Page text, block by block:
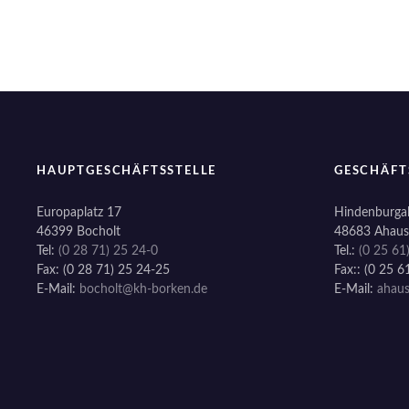
i
o
n
HAUPTGESCHÄFTSSTELLE
Europaplatz 17
46399 Bocholt
Tel: (0 28 71) 25 24-0
Fax: (0 28 71) 25 24-25
E-Mail: bocholt@kh-borken.de
48683 Ahaus
Tel.: (0 25
Fax:: (0 25
E-Mail: